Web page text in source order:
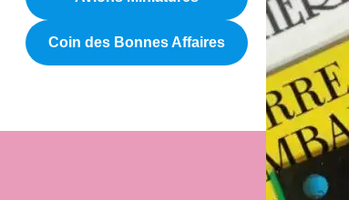
Coin des Bonnes Affaires